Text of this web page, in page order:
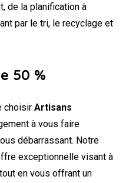
de la planification à
par le tri, le recyclage et
50 %
choisir Artisans
à vous faire
débarrassant. Notre
exceptionnelle visant à
en vous offrant un